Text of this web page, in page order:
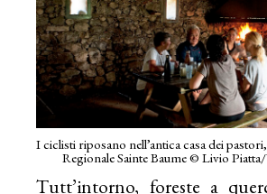
I ciclisti riposano nell’antica casa dei
Regionale Sainte Baume © Livio
Tutt’intorno, foreste a